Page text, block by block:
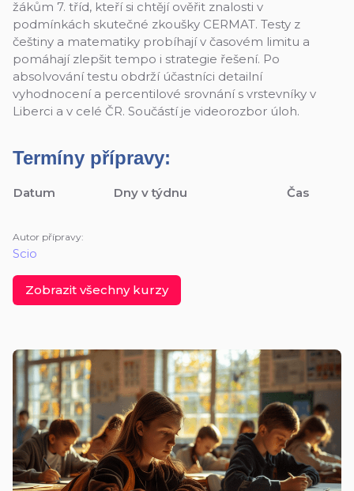
žákům 7. tříd, kteří si chtějí ověřit znalosti v
podmínkách skutečné zkoušky CERMAT. Testy z
češtiny a matematiky probíhají v časovém limitu a
pomáhají zlepšit tempo i strategie řešení. Po
absolvování testu obdrží účastníci detailní
vyhodnocení a percentilové srovnání s vrstevníky v
Liberci a v celé ČR. Součástí je videorozbor úloh.
Termíny přípravy:
Datum Dny v týdnu Čas
Autor přípravy:
Scio
Zobrazit všechny kurzy